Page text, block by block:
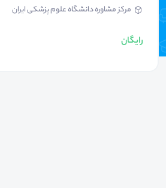
مرکز مشاوره دانشگاه علوم پزشکی ایران
رایگان